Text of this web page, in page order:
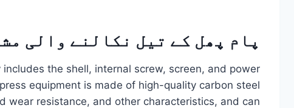
پام پھل کے تیل نکالنے والی
the shell, internal screw, screen, and power
equipment is made of high-quality carbon steel
wear resistance, and other characteristics, and can